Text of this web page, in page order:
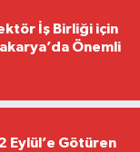
İş Birliği için
Önemli
Eylül’e Götüren